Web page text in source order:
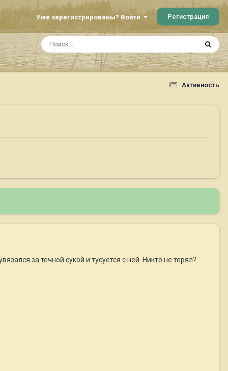
Уже зарегистрированы? Войти Регистрация
Активность
за течной сукой и тусуется с ней. Никто не терял?